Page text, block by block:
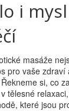
i mysl
masáže
pro vaše zdraví
si, co
tělesné
které jsou